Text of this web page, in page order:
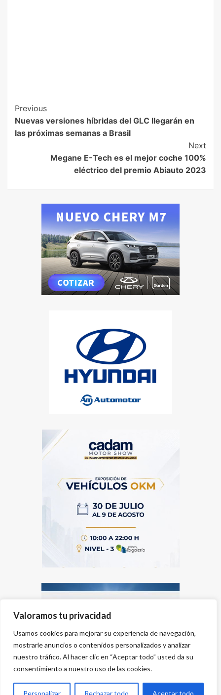
Valoramos tu privacidad
Usamos cookies para mejorar su experiencia de navegación,
mostrarle anuncios o contenidos personalizados y analizar
nuestro tráfico. Al hacer clic en “Aceptar todo” usted da su
consentimiento a nuestro uso de las cookies.
Personalizar Rechazar todo Aceptar todo
Previous
Nuevas versiones híbridas del GLC llegarán en
las próximas semanas a Brasil
Next
Megane E-Tech es el mejor coche 100%
eléctrico del premio Abiauto 2023